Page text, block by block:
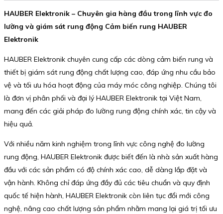
HAUBER Elektronik – Chuyên gia hàng đầu trong lĩnh vực đo
lường và giám sát rung động Cảm biến rung HAUBER
Elektronik
HAUBER Elektronik chuyên cung cấp các dòng cảm biến rung và
thiết bị giám sát rung động chất lượng cao, đáp ứng nhu cầu bảo
vệ và tối ưu hóa hoạt động của máy móc công nghiệp. Chúng tôi
là đơn vị phân phối và đại lý HAUBER Elektronik tại Việt Nam,
mang đến các giải pháp đo lường rung động chính xác, tin cậy và
hiệu quả.
Với nhiều năm kinh nghiệm trong lĩnh vực công nghệ đo lường
rung động, HAUBER Elektronik được biết đến là nhà sản xuất hàng
đầu với các sản phẩm có độ chính xác cao, dễ dàng lắp đặt và
vận hành. Không chỉ đáp ứng đầy đủ các tiêu chuẩn và quy định
quốc tế hiện hành, HAUBER Elektronik còn liên tục đổi mới công
nghệ, nâng cao chất lượng sản phẩm nhằm mang lại giá trị tối ưu